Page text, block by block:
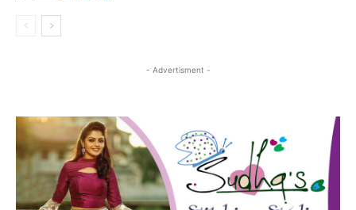
- Advertisment -